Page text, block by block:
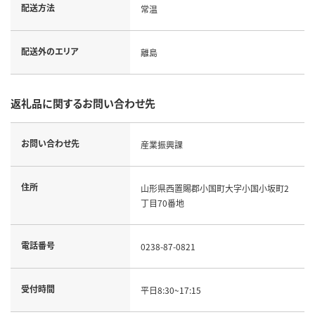
配送方法 常温
配送外のエリア 離島
返礼品に関するお問い合わせ先
お問い合わせ先 産業振興課
住所
山形県西置賜郡小国町大字小国小坂町2
丁目70番地
電話番号 0238-87-0821
受付時間 平日8:30~17:15